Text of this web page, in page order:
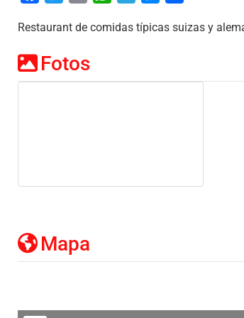
Restaurant de comidas típicas suizas y
Fotos
Mapa